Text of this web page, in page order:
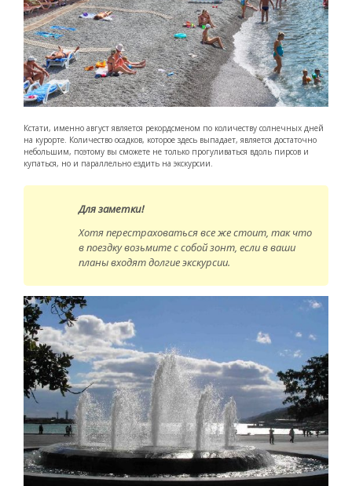
Кстати, именно август является рекордсменом по количеству солнечных дней
на курорте. Количество осадков, которое здесь выпадает, является достаточно
небольшим, поэтому вы сможете не только прогуливаться вдоль пирсов и
купаться, но и параллельно ездить на экскурсии.
Для заметки!
Хотя перестраховаться все же стоит, так что
в поездку возьмите с собой зонт, если в ваши
планы входят долгие экскурсии.